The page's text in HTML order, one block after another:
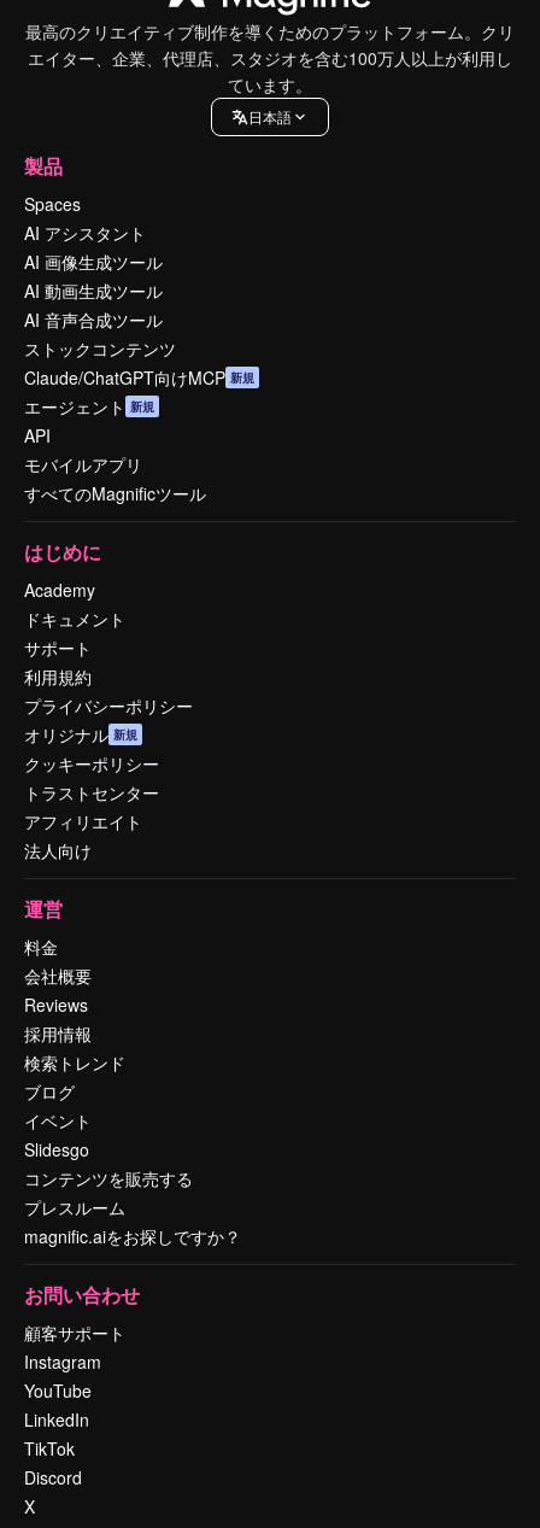
最高のクリエイティブ制作を導くためのプラットフォーム。クリ
エイター、企業、代理店、スタジオを含む100万人以上が利用し
ています。
日本語
製品
Spaces
AI アシスタント
AI 画像生成ツール
AI 動画生成ツール
AI 音声合成ツール
ストックコンテンツ
Claude/ChatGPT向けMCP 新規
エージェント 新規
API
モバイルアプリ
すべてのMagnificツール
はじめに
Academy
ドキュメント
サポート
利用規約
プライバシーポリシー
オリジナル 新規
クッキーポリシー
トラストセンター
アフィリエイト
法人向け
運営
料金
会社概要
Reviews
採用情報
検索トレンド
ブログ
イベント
Slidesgo
コンテンツを販売する
プレスルーム
magnific.aiをお探しですか？
お問い合わせ
顧客サポート
Instagram
YouTube
LinkedIn
TikTok
Discord
X